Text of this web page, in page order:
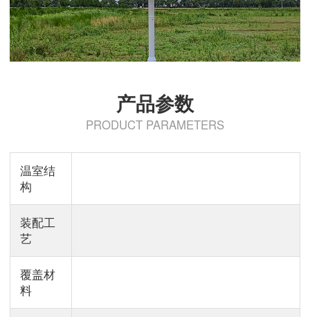
产品参数
PRODUCT PARAMETERS
温室结
构
装配工
艺
覆盖材
料